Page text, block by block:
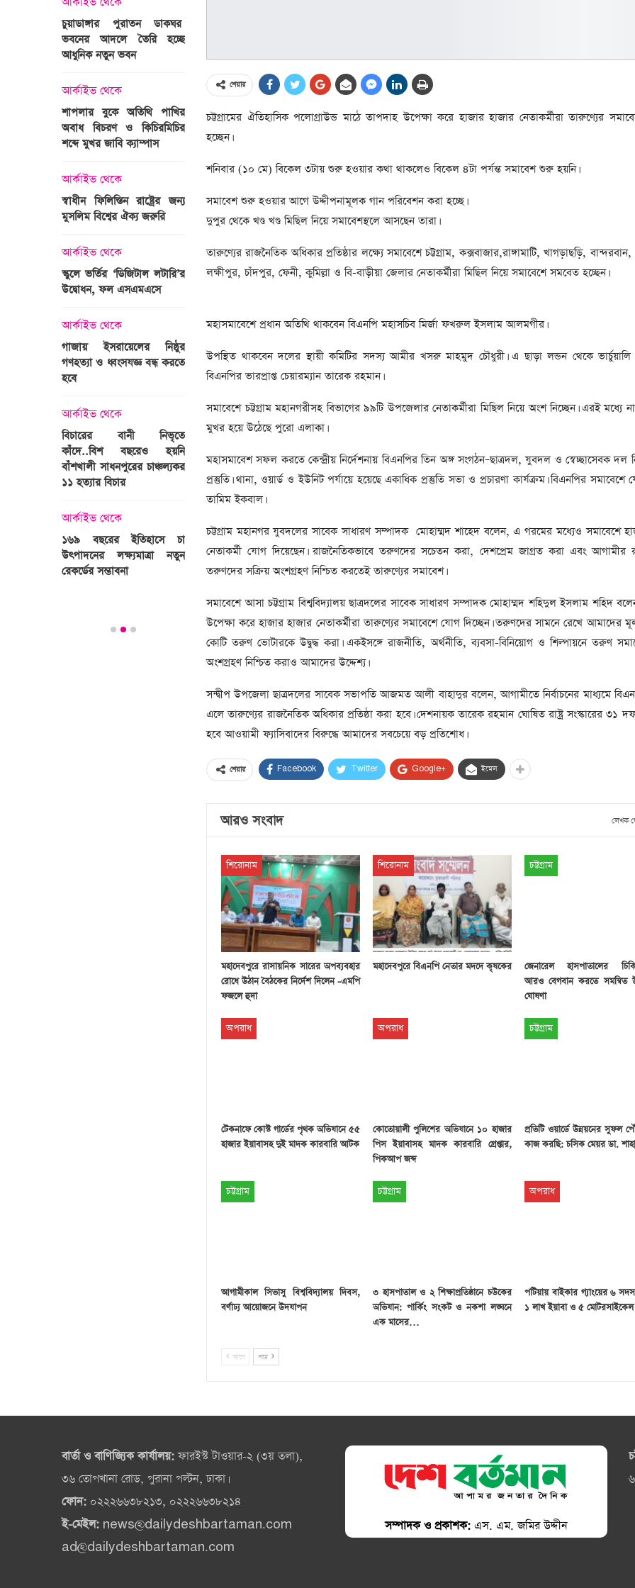
শেয়ার
চট্টগ্রামের ঐতিহাসিক পলোগ্রাউন্ড মাঠে তাপদাহ উপেক্ষা করে হাজার হাজার নেতাকর্মীরা তারুণ্যের
হচ্ছেন।
শনিবার (১০ মে) বিকেল ৩টায় শুরু হওয়ার কথা থাকলেও বিকেল ৪টা পর্যন্ত সমাবেশ শুরু হয়নি।
সমাবেশ শুরু হওয়ার আগে উদ্দীপনামূলক গান পরিবেশন করা হচ্ছে।
দুপুর থেকে খণ্ড খণ্ড মিছিল নিয়ে সমাবেশস্থলে আসছেন তারা।
তারুণ্যের রাজনৈতিক অধিকার প্রতিষ্ঠার লক্ষ্যে সমাবেশে চট্টগ্রাম, কক্সবাজার,রাঙ্গামাটি, খাগড়াছড়ি,
লক্ষীপুর, চাঁদপুর, ফেনী, কুমিল্লা ও বি-বাড়ীয়া জেলার নেতাকর্মীরা মিছিল নিয়ে সমাবেশে সমবেত হচ্ছেন।
মহাসমাবেশে প্রধান অতিথি থাকবেন বিএনপি মহাসচিব মির্জা ফখরুল ইসলাম আলমগীর।
উপস্থিত থাকবেন দলের স্থায়ী কমিটির সদস্য আমীর খসরু মাহমুদ চৌধুরী। এ ছাড়া লন্ডন থেকে
বিএনপির ভারপ্রাপ্ত চেয়ারম্যান তারেক রহমান।
সমাবেশে চট্টগ্রাম মহানগরীসহ বিভাগের ৯৯টি উপজেলার নেতাকর্মীরা মিছিল নিয়ে অংশ নিচ্ছেন। এরই মধ্যে
মুখর হয়ে উঠেছে পুরো এলাকা।
মহাসমাবেশ সফল করতে কেন্দ্রীয় নির্দেশনায় বিএনপির তিন অঙ্গ সংগঠন–ছাত্রদল, যুবদল ও স্বেচ্ছাসেবক দল
প্রস্তুতি। থানা, ওয়ার্ড ও ইউনিট পর্যায়ে হয়েছে একাধিক প্রস্তুতি সভা ও প্রচারণা কার্যক্রম। বিএনপির সমাবেশে
তামিম ইকবাল।
চট্টগ্রাম মহানগর যুবদলের সাবেক সাধারণ সম্পাদক মোহাম্মদ শাহেদ বলেন, এ গরমের মধ্যেও সমাবেশে
নেতাকর্মী যোগ দিয়েছেন। রাজনৈতিকভাবে তরুণদের সচেতন করা, দেশপ্রেম জাগ্রত করা এবং আগামীর
তরুণদের সক্রিয় অংশগ্রহণ নিশ্চিত করতেই তারুণ্যের সমাবেশ।
সমাবেশে আসা চট্টগ্রাম বিশ্ববিদ্যালয় ছাত্রদলের সাবেক সাধারণ সম্পাদক মোহাম্মদ শহিদুল ইসলাম শহিদ
উপেক্ষা করে হাজার হাজার নেতাকর্মীরা তারুণ্যের সমাবেশে যোগ দিচ্ছেন। তরুণদের সামনে রেখে আমাদের
কোটি তরুণ ভোটারকে উদ্বুদ্ধ করা। একইসঙ্গে রাজনীতি, অর্থনীতি, ব্যবসা-বিনিয়োগ ও শিল্পায়নে তরুণ
অংশগ্রহণ নিশ্চিত করাও আমাদের উদ্দেশ্য।
সন্দ্বীপ উপজেলা ছাত্রদলের সাবেক সভাপতি আজমত আলী বাহাদুর বলেন, আগামীতে নির্বাচনের মাধ্যমে
এলে তারুণ্যের রাজনৈতিক অধিকার প্রতিষ্ঠা করা হবে। দেশনায়ক তারেক রহমান ঘোষিত রাষ্ট্র সংস্কারের ৩১
হবে আওয়ামী ফ্যাসিবাদের বিরুদ্ধে আমাদের সবচেয়ে বড় প্রতিশোধ।
শেয়ার Facebook Twitter Google+ ইমেল
আরও সংবাদ লেখক
শিরোনাম
মহাদেবপুরে রাসায়নিক সারের অপব্যবহার
রোধে উঠান বৈঠকের নির্দেশ দিলেন -এমপি
ফজলে হুদা
শিরোনাম
মহাদেবপুরে বিএনপি নেতার মদদে কৃষকের
চট্টগ্রাম
জেনারেল হাসপাতালের
আরও বেগবান করতে সমন্বিত
ঘোষণা
অপরাধ
টেকনাফে কোস্ট গার্ডের পৃথক অভিযানে ৫৫
হাজার ইয়াবাসহ দুই মাদক কারবারি আটক
অপরাধ
কোতোয়ালী পুলিশের অভিযানে ১০ হাজার
পিস ইয়াবাসহ মাদক কারবারি গ্রেপ্তার,
পিকআপ জব্দ
চট্টগ্রাম
প্রতিটি ওয়ার্ডে উন্নয়নের সুফল
কাজ করছি: চসিক মেয়র ডা.
চট্টগ্রাম
আগামীকাল সিভাসু বিশ্ববিদ্যালয় দিবস,
বর্ণাঢ্য আয়োজনে উদযাপন
চট্টগ্রাম
৩ হাসপাতাল ও ২ শিক্ষাপ্রতিষ্ঠানে চউকের
অভিযান: পার্কিং সংকট ও নকশা লঙ্ঘনে
এক মাসের…
অপরাধ
পটিয়ায় বাইকার গ্যাংয়ের ৬
১ লাখ ইয়াবা ও ৫ মোটরসাইকেল
আগে পরে
চুয়াডাঙ্গার পুরাতন ডাকঘর
ভবনের আদলে তৈরি হচ্ছে
আধুনিক নতুন ভবন
আর্কাইভ থেকে
শাপলার বুকে অতিথি পাখির
অবাধ বিচরণ ও কিচিরমিচির
শব্দে মুখর জাবি ক্যাম্পাস
আর্কাইভ থেকে
স্বাধীন ফিলিস্তিন রাষ্ট্রের জন্য
মুসলিম বিশ্বের ঐক্য জরুরি
আর্কাইভ থেকে
স্কুলে ভর্তির ‘ডিজিটাল লটারি’র
উদ্বোধন, ফল এসএমএসে
আর্কাইভ থেকে
গাজায় ইসরায়েলের নিষ্ঠুর
গণহত্যা ও ধ্বংসযজ্ঞ বন্ধ করতে
হবে
আর্কাইভ থেকে
বিচারের বানী নিভৃতে
কাঁদে..বিশ বছরেও হয়নি
বাঁশখালী সাধনপুরের চাঞ্চল্যকর
১১ হত্যার বিচার
আর্কাইভ থেকে
১৬৯ বছরের ইতিহাসে চা
উৎপাদনের লক্ষ্যমাত্রা নতুন
রেকর্ডের সম্ভাবনা
আন্তর্জাতিক
অজ্ঞাত বন্দুকধারীর গুলিতে
মাওলানা তারেক জামিলের
ছেলের মৃত্যু
আন্তর্জাতিক
বিশ্বকাপ ইাতহাসে সাকিবের
আরেকটি রেকর্ড
আর্কাইভ থেকে
টানেল উদ্বোধন : প্রধানমন্ত্রীর
ভারতজুড়ে চলছে ‘মুজিব:একটি
জাতির রূপকার ’সিনেমার
আর্কাইভ থেকে
স্বামীকে বেঁধে স্ত্রীকে গণধর্ষণ, ২
ধর্ষককে পুলিশে দিল মা-বাবা
আর্কাইভ থেকে
প্রস্তুত গাবতলীর হাট
সময় নিরবচ্ছিন্ন বিদ্যুৎ রাখার
নির্দেশ: প্রধানমন্ত্রী তারেক
তারেক রহমান
আর্কাইভ থেকে
পারে, ২৫ পূর্ণমন্ত্রী, প্রতিমন্ত্রী
২৪
সাবেক প্রধানমন্ত্রী খালেদা
শোক, প্রজ্ঞাপন জারি
দেশনেত্রী বেগম খালেদা জিয়া
আর্কাইভ থেকে
ঐতিহাসিক পাগলা
আর্কাইভ থেকে
৫ বছর পর পর নির্বাচনি
খাত
বার্তা ও বাণিজ্যিক কার্যালয়:ফারইস্ট টাওয়ার-২ (৩য় তলা),
৩৬ তোপখানা রোড, পুরানা পল্টন, ঢাকা।
ফোন: ০২২২৬৬৩৮২১৩, ০২২২৬৬৩৮২১৪
ই-মেইল: news@dailydeshbartaman.com
ad@dailydeshbartaman.com
সম্পাদক ও প্রকাশক: এস. এম. জমির উদ্দীন